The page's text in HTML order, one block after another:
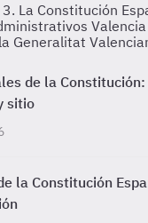
3. La Constitución
Valencia
Generalitat
de la
sitio
la Constitución